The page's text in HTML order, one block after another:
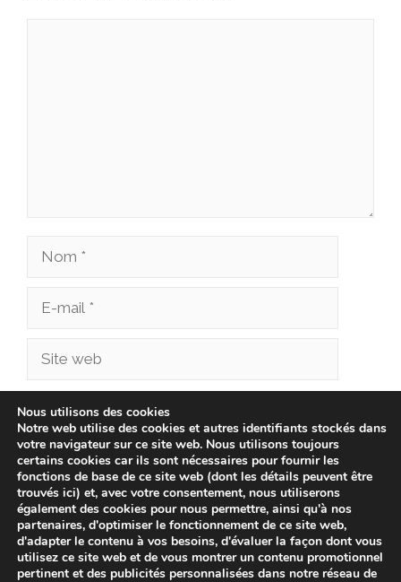
Nom
Site
Enregistrer mon nom, mon e-mail et mon site
dans le navigateur pour mon prochain
commentaire.
Nous utilisons des cookies
Notre web utilise des cookies et autres identifiants stockés dans
votre navigateur sur ce site web. Nous utilisons toujours
certains cookies car ils sont nécessaires pour fournir les
fonctions de base de ce site web (dont les détails peuvent être
trouvés ici) et, avec votre consentement, nous utiliserons
également des cookies pour nous permettre, ainsi qu'à nos
partenaires, d'optimiser le fonctionnement de ce site web,
d'adapter le contenu à vos besoins, d'évaluer la façon dont vous
utilisez ce site web et de vous montrer un contenu promotionnel
pertinent et des publicités personnalisées dans notre réseau de